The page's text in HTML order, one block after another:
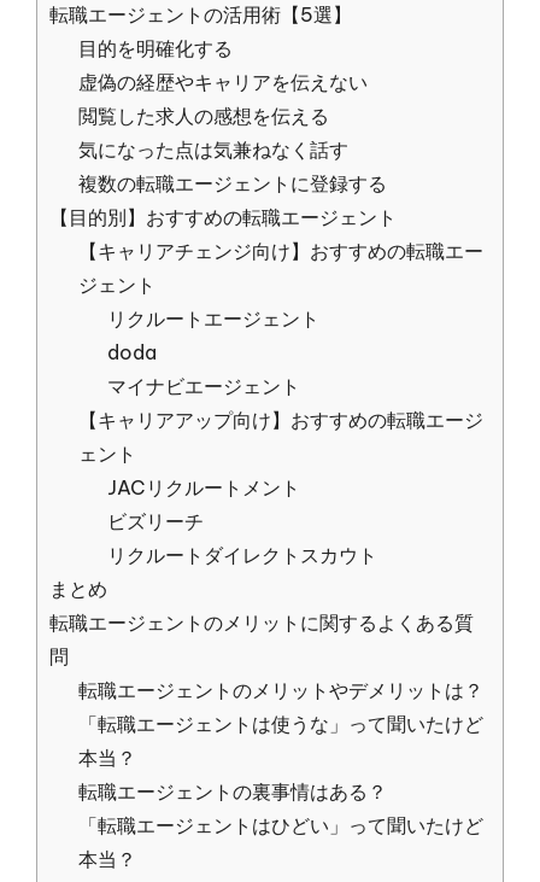
転職エージェントの活用術【5選】
目的を明確化する
虚偽の経歴やキャリアを伝えない
閲覧した求人の感想を伝える
気になった点は気兼ねなく話す
複数の転職エージェントに登録する
【目的別】おすすめの転職エージェント
【キャリアチェンジ向け】おすすめの転職エー
ジェント
リクルートエージェント
doda
マイナビエージェント
【キャリアアップ向け】おすすめの転職エージ
ェント
JACリクルートメント
ビズリーチ
リクルートダイレクトスカウト
まとめ
転職エージェントのメリットに関するよくある質
問
転職エージェントのメリットやデメリットは？
「転職エージェントは使うな」って聞いたけど
本当？
転職エージェントの裏事情はある？
「転職エージェントはひどい」って聞いたけど
本当？